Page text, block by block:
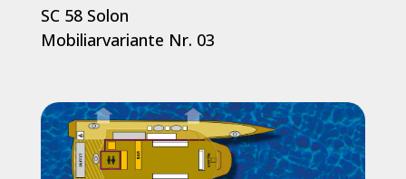
SC 58 Solon
Mobiliarvariante Nr. 03